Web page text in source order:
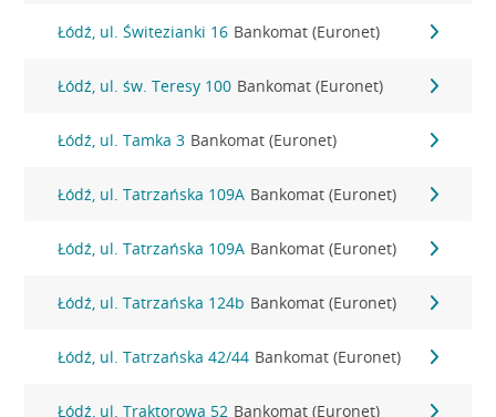
Łódź, ul. Świtezianki 16 Bankomat (Euronet)
Łódź, ul. św. Teresy 100 Bankomat (Euronet)
Łódź, ul. Tamka 3 Bankomat (Euronet)
Łódź, ul. Tatrzańska 109A Bankomat (Euronet)
Łódź, ul. Tatrzańska 109A Bankomat (Euronet)
Łódź, ul. Tatrzańska 124b Bankomat (Euronet)
Łódź, ul. Tatrzańska 42/44 Bankomat (Euronet)
Łódź, ul. Traktorowa 52 Bankomat (Euronet)